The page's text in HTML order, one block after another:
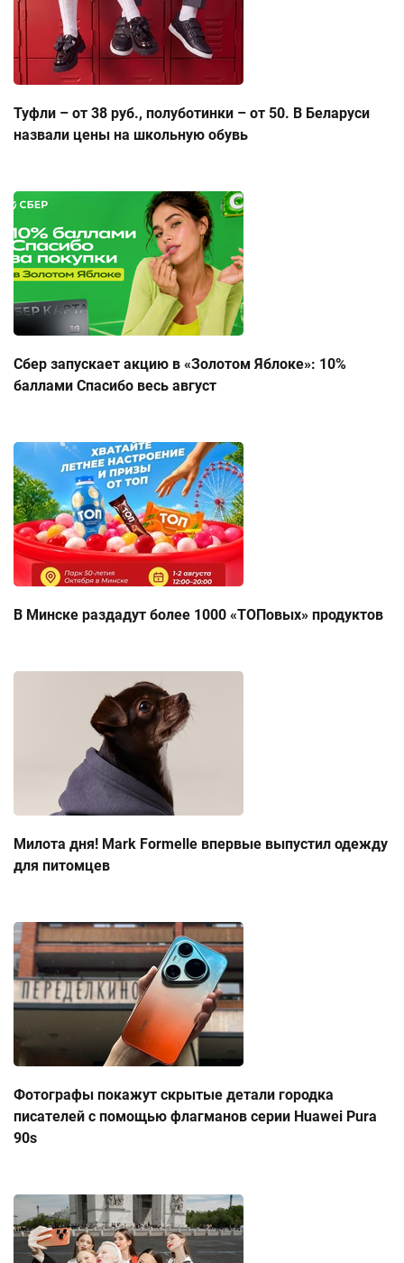
Туфли – от 38 руб., полуботинки – от 50. В Беларуси
назвали цены на школьную обувь
Сбер запускает акцию в «Золотом Яблоке»: 10%
баллами Спасибо весь август
В Минске раздадут более 1000 «ТОПовых» продуктов
Милота дня! Mark Formelle впервые выпустил одежду
для питомцев
Фотографы покажут скрытые детали городка
писателей с помощью флагманов серии Huawei Pura
90s